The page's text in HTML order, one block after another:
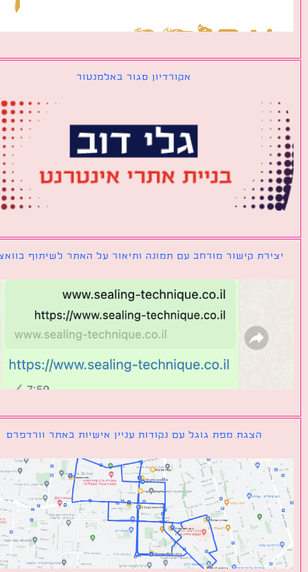
אקורדיון סגור באלמנטור
קישור מורחב עם תמונה ותיאור על האתר לשיתוף בוואצאפ
הצגת מפת גוגל עם נקודות עניין אישיות באתר וורדפרס